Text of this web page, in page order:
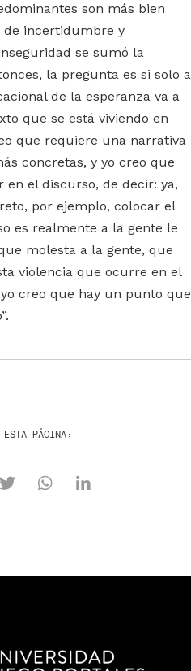
son más bien
de incertidumbre y
se sumó la
la pregunta es si solo a
de la esperanza va a
que se está viviendo en
que requiere una narrativa
concretas, y yo creo que
el discurso, de decir: ya,
por ejemplo, colocar el
es realmente a la gente le
molesta a la gente, que
violencia que ocurre en el
creo que hay un punto que
ESTA PÁGINA: